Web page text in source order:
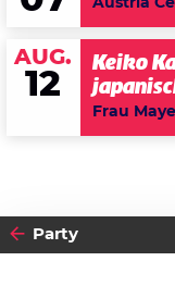
AUG.
12
Keiko
Frau
Party